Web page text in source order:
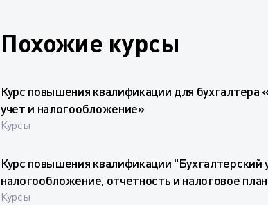
Похожие курсы
Курс повышения квалификации для бухгалтера
учет и налогообложение»
Курсы
Курс повышения квалификации "Бухгалтерский
налогообложение, отчетность и налоговое
Курсы